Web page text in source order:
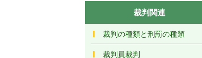
裁判関連
裁判の種類と刑罰の種類
裁判員裁判